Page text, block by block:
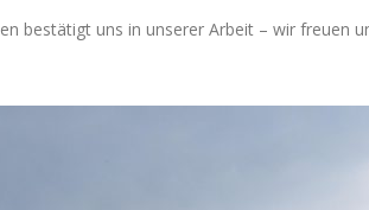
bestätigt uns in unserer Arbeit – wir freuen